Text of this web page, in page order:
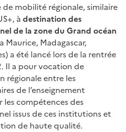
mobilité régionale, similaire
à destination des
de la zone du Grand océan
Maurice, Madagascar,
a été lancé lors de la rentrée
Il a pour vocation de
régionale entre les
de l’enseignement
les compétences des
issus de ces institutions et
de haute qualité.